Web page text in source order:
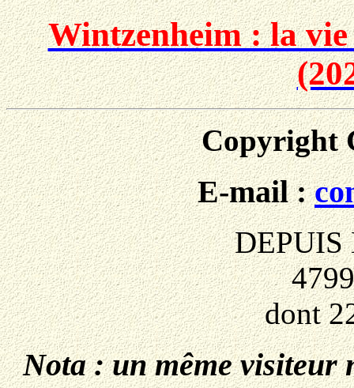
Wintzenheim : la
Copyright
E-mail :
DEPUIS
dont
Nota : un même visiteur